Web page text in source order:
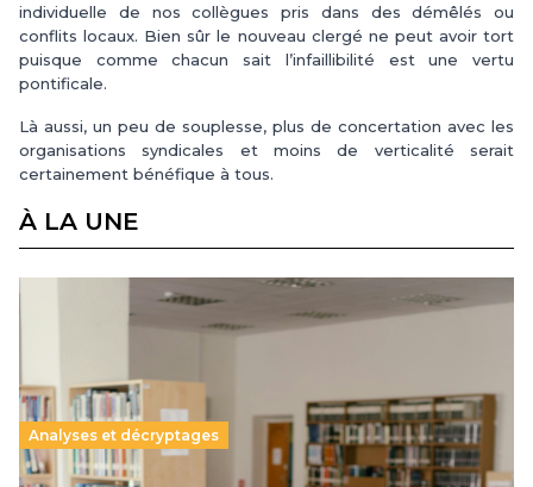
individuelle de nos collègues pris dans des démêlés ou
conflits locaux. Bien sûr le nouveau clergé ne peut avoir tort
puisque comme chacun sait l’infaillibilité est une vertu
pontificale.
Là aussi, un peu de souplesse, plus de concertation avec les
organisations syndicales et moins de verticalité serait
certainement bénéfique à tous.
À LA UNE
Analyses et décryptages